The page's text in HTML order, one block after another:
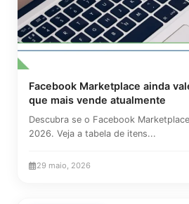
Facebook Marketplace ainda
que mais vende atualmente
Descubra se o Facebook
2026. Veja a tabela de itens...
29 maio, 2026